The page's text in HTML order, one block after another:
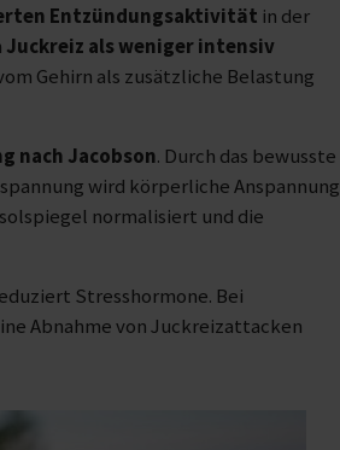
Entzündungsaktivität in der
Juckreiz als weniger intensiv
Gehirn als zusätzliche Belastung
nach Jacobson. Durch das bewusste
wird körperliche Anspannung
normalisiert und die
Stresshormone. Bei
Abnahme von Juckreizattacken